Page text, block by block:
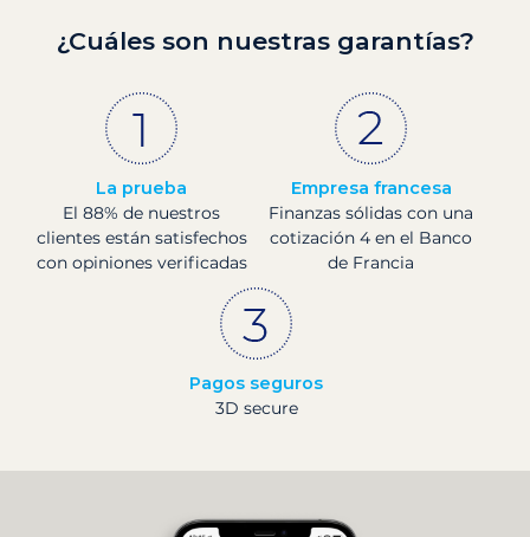
¿Cuáles son nuestras garantías?
La prueba
El 88% de nuestros
clientes están satisfechos
con opiniones verificadas
Empresa francesa
Finanzas sólidas con una
cotización 4 en el Banco
de Francia
Pagos seguros
3D secure